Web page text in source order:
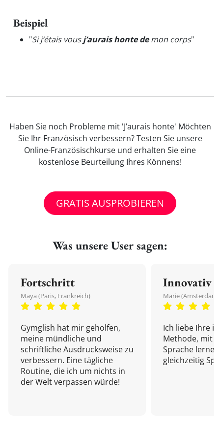
Beispiel
"Si j’étais vousj’aurais honte demon corps"
Haben Sie noch Probleme mit 'J’aurais honte' Möchten
Sie Ihr Französisch verbessern? Testen Sie unsere
Online-Französischkurse und erhalten Sie eine
kostenlose Beurteilung Ihres Könnens!
GRATIS AUSPROBIEREN
Was unsere User sagen:
Fortschritt
Maya (Paris, Frankreich)
Gymglish hat mir geholfen,
meine mündliche und
schriftliche Ausdrucksweise zu
verbessern. Eine tägliche
Routine, die ich um nichts in
der Welt verpassen würde!
Innovativ
Marie
Ich liebe Ihre
Methode, mit
Sprache
gleichzeitig